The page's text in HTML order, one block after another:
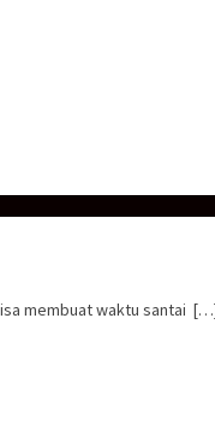
membuat waktu santai